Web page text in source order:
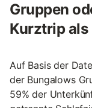
Gruppen
Kurztrip als
Auf Basis der
der Bungalows
59% der